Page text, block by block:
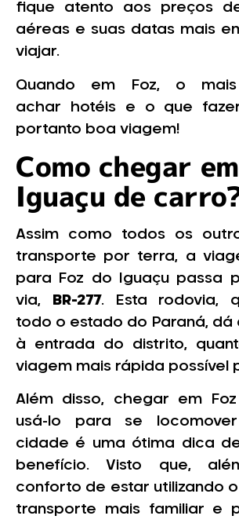
fique atento aos preços
aéreas e suas datas mais
viajar.
Quando em Foz, o
achar hotéis e o que
portanto boa viagem!
Como chegar
Iguaçu de
Assim como todos os
transporte por terra, a
para Foz do Iguaçu passa
via,
BR-277. Esta rodovia,
todo o estado do Paraná, dá
à entrada do distrito,
viagem mais rápida possível
Além disso, chegar em
usá-lo para se
cidade é uma ótima dica
benefício. Visto que,
conforto de estar utilizando
transporte mais familiar e